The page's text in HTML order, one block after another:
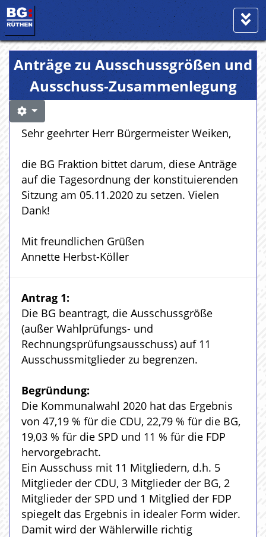
Anträge zu Ausschussgrößen und
Ausschuss-Zusammenlegung
Sehr geehrter Herr Bürgermeister Weiken,
die BG Fraktion bittet darum, diese Anträge
auf die Tagesordnung der konstituierenden
Sitzung am 05.11.2020 zu setzen. Vielen
Dank!
Mit freundlichen Grüßen
Annette Herbst-Köller
Antrag 1:
Die BG beantragt, die Ausschussgröße
(außer Wahlprüfungs- und
Rechnungsprüfungsausschuss) auf 11
Ausschussmitglieder zu begrenzen.
Begründung:
Die Kommunalwahl 2020 hat das Ergebnis
von 47,19 % für die CDU, 22,79 % für die BG,
19,03 % für die SPD und 11 % für die FDP
hervorgebracht.
Ein Ausschuss mit 11 Mitgliedern, d.h. 5
Mitglieder der CDU, 3 Mitglieder der BG, 2
Mitglieder der SPD und 1 Mitglied der FDP
spiegelt das Ergebnis in idealer Form wider.
Damit wird der Wählerwille richtig